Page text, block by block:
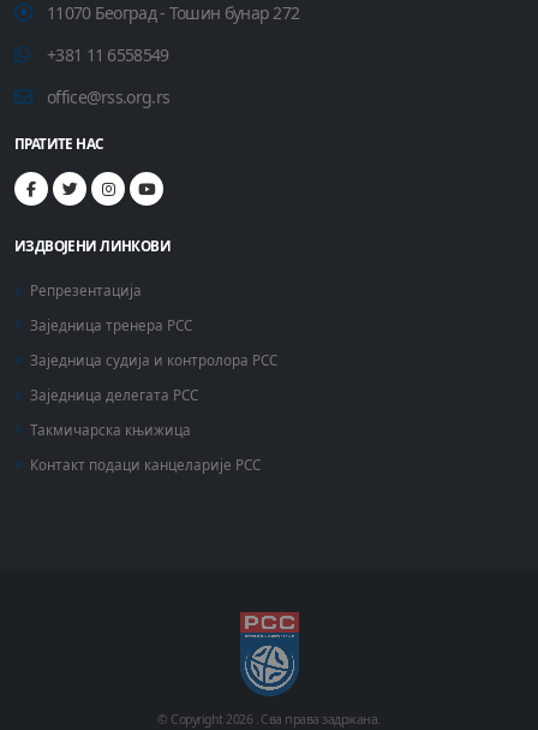
11070 Београд - Тошин бунар 272
+381 11 6558549
office@rss.org.rs
ПРАТИТЕ НАС
ИЗДВОЈЕНИ ЛИНКОВИ
Репрезентација
Заједница тренера РСС
Заједница судија и контролора РСС
Заједница делегата РСС
Такмичарска књижица
Контакт подаци канцеларије РСС
© Copyright2026 . Сва права задржана.